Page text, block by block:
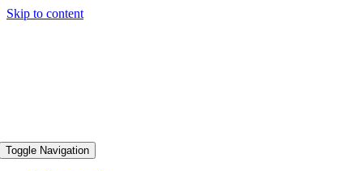
Skip to content
Toggle Navigation